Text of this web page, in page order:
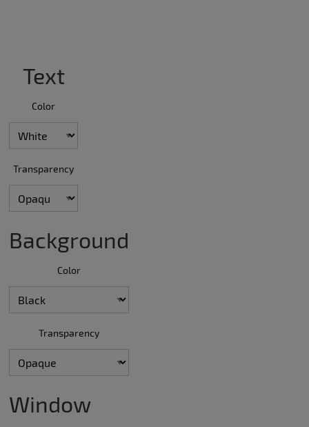
Text
Color
Transparency
Background
Color
Transparency
Window